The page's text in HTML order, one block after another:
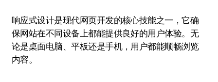
响应式设计是现代网页开发的核心技能之一，它确
保网站在不同设备上都能提供良好的用户体验。无
论是桌面电脑、平板还是手机，用户都能顺畅浏览
内容。